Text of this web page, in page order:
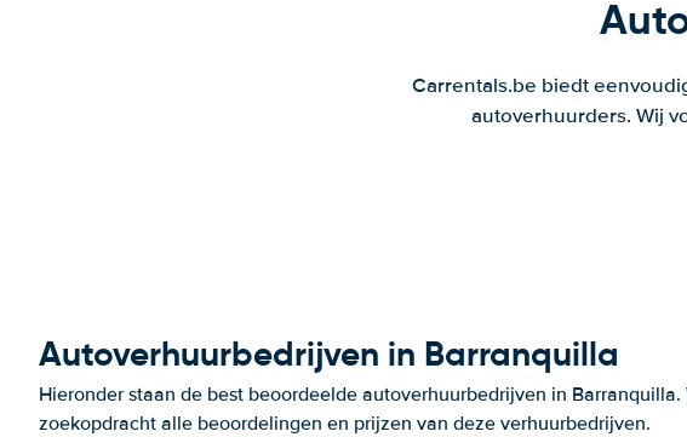
Carrentals.be biedt
autoverhuurders. Wij
Autoverhuurbedrijven in Barranquilla
Hieronder staan de best beoordeelde autoverhuurbedrijven in
zoekopdracht alle beoordelingen en prijzen van deze verhuurbedrijven.